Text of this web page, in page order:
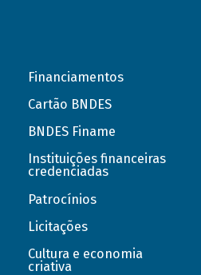
Financiamentos
Cartão BNDES
BNDES Finame
Instituições financeiras
credenciadas
Patrocínios
Licitações
Cultura e economia
criativa